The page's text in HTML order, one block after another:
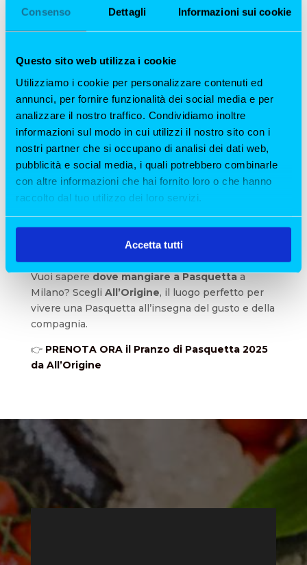
Consenso Dettagli Informazioni sui cookie
Questo sito web utilizza i cookie
Utilizziamo i cookie per personalizzare contenuti ed
annunci, per fornire funzionalità dei social media e per
analizzare il nostro traffico. Condividiamo inoltre
informazioni sul modo in cui utilizzi il nostro sito con i
nostri partner che si occupano di analisi dei dati web,
pubblicità e social media, i quali potrebbero combinarle
con altre informazioni che hai fornito loro o che hanno
raccolto dal tuo utilizzo dei loro servizi.
Accetta tutti
ristorante per Pasquetta 2025?
🌞 Ristorante aperto a Pasquetta
, perfetto
per un pranzo in famiglia o con amici
🐟Menù dedicato allacucina di mare, con
protagonisti ilpesce crudoe maturato
🌿Location accogliente, con un’atmosfera
calda e conviviale
❤️Cura dei dettagli , con piatti preparati con
passione e ingredienti freschissimi
Prenota Online il Tuo Pranzo di
Vuoi saperedove mangiare a Pasquettaa
Milano? Scegli All’Origine, il luogo perfetto per
vivere una Pasquetta all’insegna del gusto e della
compagnia.
👉 PRENOTA ORA il Pranzo di Pasquetta 2025
da All’Origine